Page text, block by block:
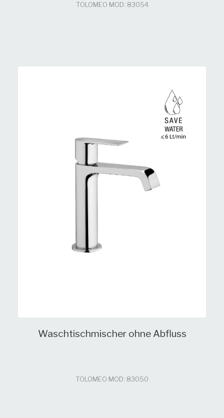
TOLOMEO MOD: 83054
Waschtischmischer ohne Abfluss
TOLOMEO MOD: 83050